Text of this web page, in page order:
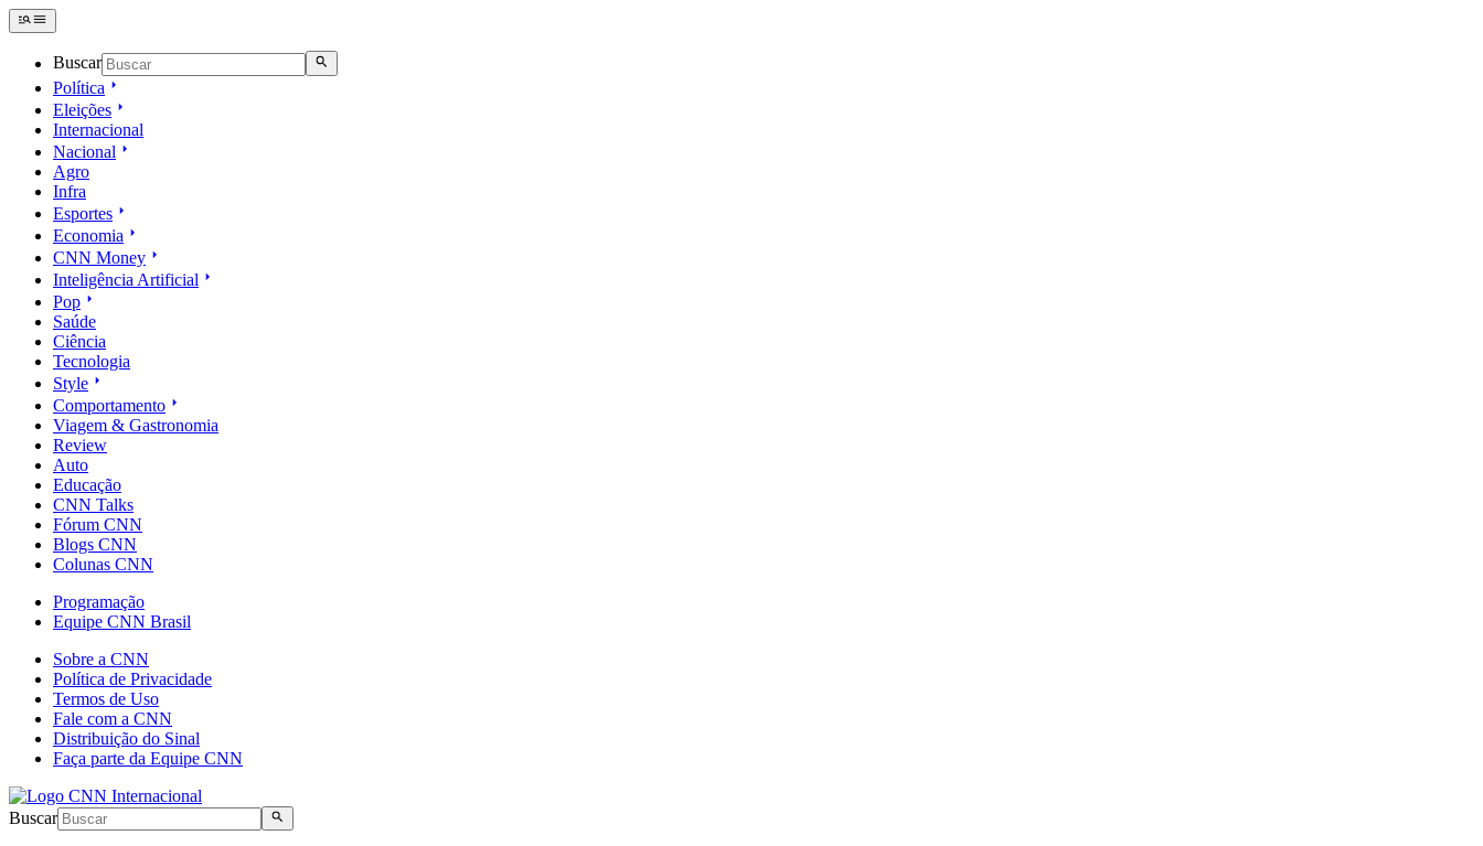
Buscar
Política
Eleições
Internacional
Nacional
Agro
Infra
Esportes
Economia
CNN Money
Inteligência Artificial
Pop
Saúde
Ciência
Tecnologia
Style
Comportamento
Viagem & Gastronomia
Review
Auto
Educação
CNN Talks
Fórum CNN
Blogs CNN
Colunas CNN
Programação
Equipe CNN Brasil
Sobre a CNN
Política de Privacidade
Termos de Uso
Fale com a CNN
Distribuição do Sinal
Faça parte da Equipe CNN
Buscar